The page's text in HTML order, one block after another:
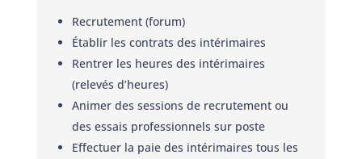
Recrutement (forum)
Établir les contrats des intérimaires
Rentrer les heures des intérimaires
(relevés d’heures)
Animer des sessions de recrutement ou
des essais professionnels sur poste
Effectuer la paie des intérimaires tous les